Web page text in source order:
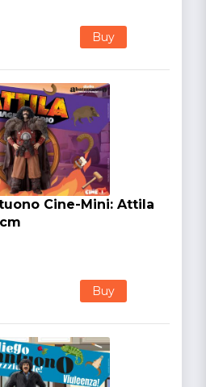
Buy
Cine-Mini: Attila
Buy